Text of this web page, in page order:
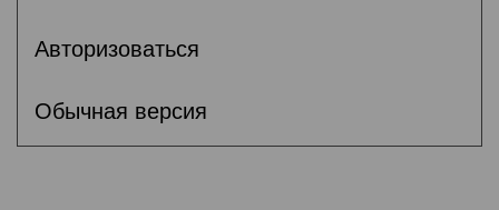
Авторизоваться
Обычная версия